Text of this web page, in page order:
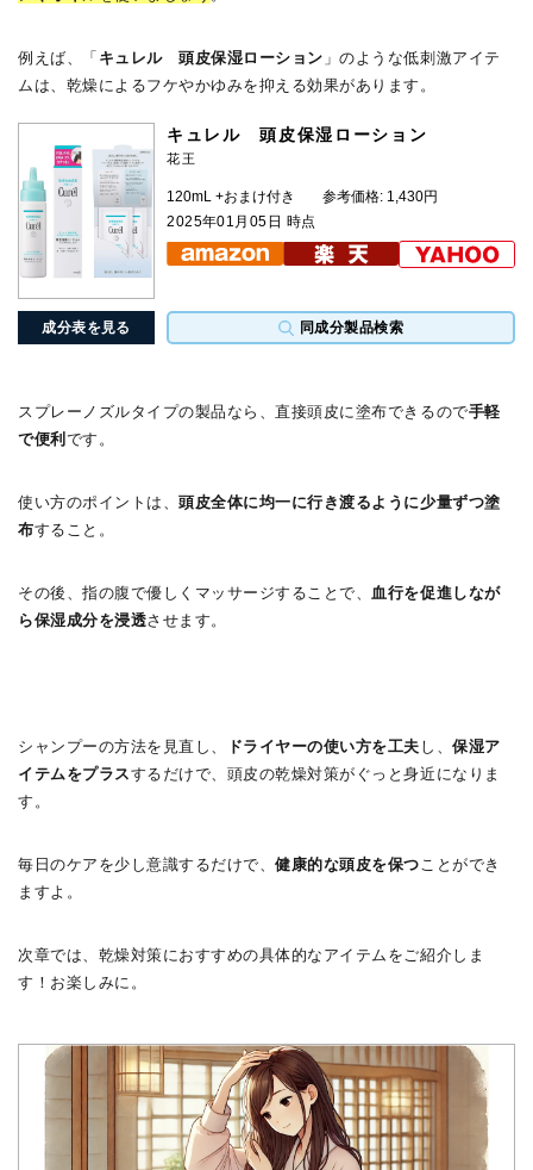
例えば、「 キュレル 頭皮保湿ローション 」のような低刺激アイテ
ムは、乾燥によるフケやかゆみを抑える効果があります。
成分表を見る 同成分製品検索
キュレル 頭皮保湿ローション
花王
120mL +おまけ付き
参考価格: 1,430円
2025年01月05日 時点
スプレーノズルタイプの製品なら、直接頭皮に塗布できるので手軽
で便利 です。
使い方のポイントは、頭皮全体に均一に行き渡るように少量ずつ塗
布すること。
その後、指の腹で優しくマッサージすることで、血行を促進しなが
ら保湿成分を浸透させます。
シャンプーの方法を見直し、 ドライヤーの使い方を工夫 し、保湿ア
イテムをプラスするだけで、頭皮の乾燥対策がぐっと身近になりま
す。
毎日のケアを少し意識するだけで、健康的な頭皮を保つことができ
ますよ。
次章では、乾燥対策におすすめの具体的なアイテムをご紹介しま
す！お楽しみに。